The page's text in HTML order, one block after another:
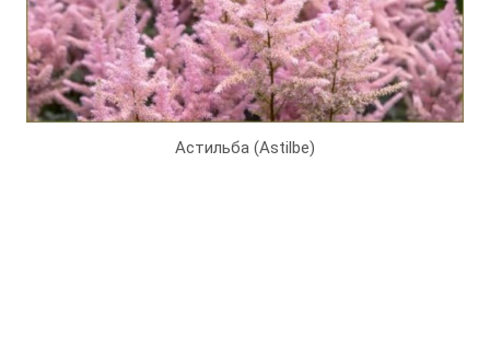
Астильба (Astilbe)